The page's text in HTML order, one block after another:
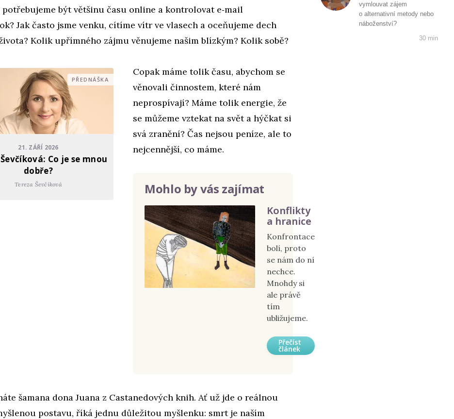
potřebujeme být většinu času online a kontrolovat e‑mail
Jak často jsme venku, cítíme vítr ve vlasech a oceňujeme dech
Kolik upřímného zájmu věnujeme našim blízkým? Kolik sobě?
PŘEDNÁŠKA
21. ZÁŘÍ 2026
Co je se mnou
dobře?
Tereza Ševčíková
Copak máme tolik času, abychom se
věnovali činnostem, které nám
neprospívají? Máme tolik energie, že
se můžeme vztekat na svět a hýčkat si
svá zranění? Čas nejsou peníze, ale to
nejcennější, co máme.
Mohlo by vás zajímat
Konflikty
a hranice
Konfrontace
bolí, proto
se nám do ní
nechce.
Mnohdy si
ale právě
tím
ubližujeme.
Přečíst
článek
šamana dona Juana z Castanedových knih. Ať už jde o reálnou
postavu, říká jednu důležitou myšlenku: smrt je naším
vymlouvat zájem
o alternativní metody nebo
náboženství?
30 min